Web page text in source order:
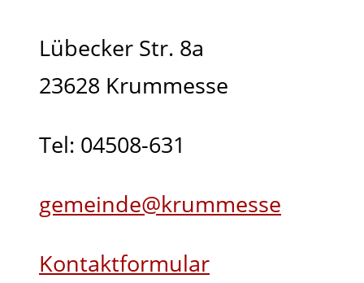
Lübecker Str. 8a
23628 Krummesse
Tel: 04508-631
gemeinde@krummesse
Kontaktformular